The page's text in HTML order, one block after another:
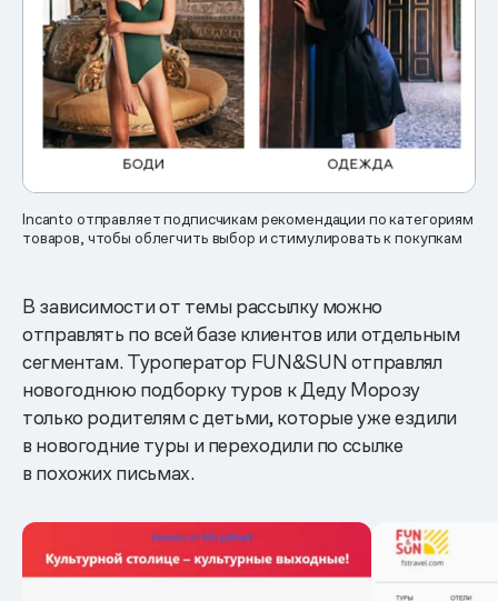
Incanto отправляет подписчикам рекомендации по категориям
товаров, чтобы облегчить выбор и стимулировать к покупкам
В зависимости от темы рассылку можно
отправлять по всей базе клиентов или отдельным
сегментам. Туроператор FUN&SUN отправлял
новогоднюю подборку туров к Деду Морозу
только родителям с детьми, которые уже ездили
в новогодние туры и переходили по ссылке
в похожих письмах.